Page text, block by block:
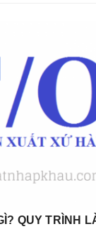
QUY TRÌNH